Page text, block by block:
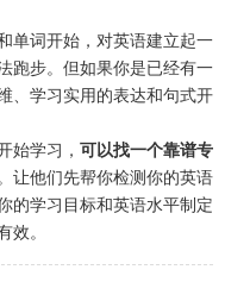
单词开始，对英语建立起一
跑步。但如果你是已经有一
、学习实用的表达和句式开
始学习， 可以找一个靠谱专
。让他们先帮你检测你的英语
的学习目标和英语水平制定
效。